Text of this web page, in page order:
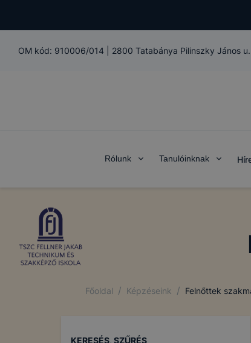
OM kód: 910006/014 2800 Tatabánya Pilinszky János
Rólunk Tanulóinknak
Főoldal / Képzéseink / Felnőttek
KERESÉS, SZŰRÉS